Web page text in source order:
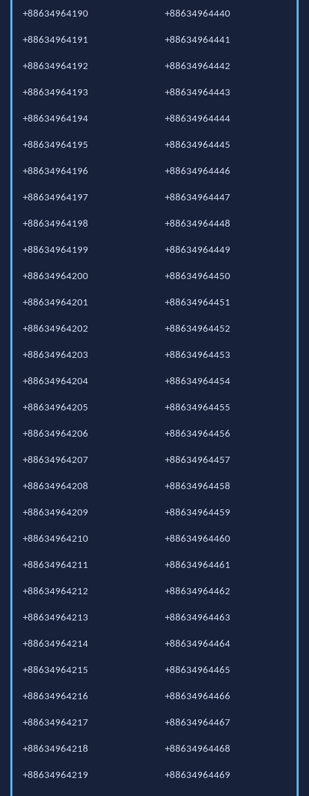
+88634964190
+88634964191
+88634964192
+88634964193
+88634964194
+88634964195
+88634964196
+88634964197
+88634964198
+88634964199
+88634964200
+88634964201
+88634964202
+88634964203
+88634964204
+88634964205
+88634964206
+88634964207
+88634964208
+88634964209
+88634964210
+88634964211
+88634964212
+88634964213
+88634964214
+88634964215
+88634964216
+88634964217
+88634964218
+88634964219
+88634964440
+88634964441
+88634964442
+88634964443
+88634964444
+88634964445
+88634964446
+88634964447
+88634964448
+88634964449
+88634964450
+88634964451
+88634964452
+88634964453
+88634964454
+88634964455
+88634964456
+88634964457
+88634964458
+88634964459
+88634964460
+88634964461
+88634964462
+88634964463
+88634964464
+88634964465
+88634964466
+88634964467
+88634964468
+88634964469